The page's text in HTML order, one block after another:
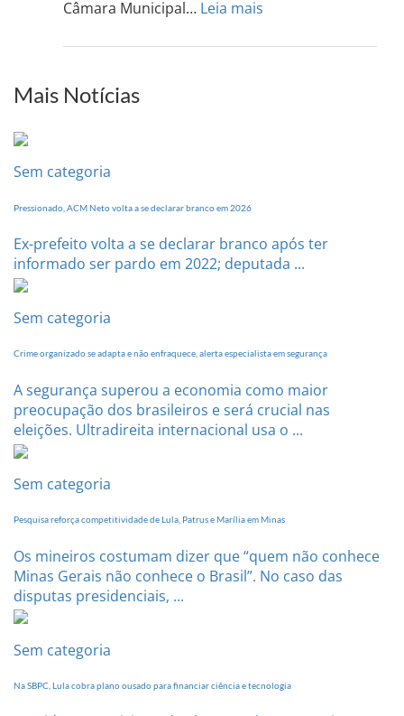
Câmara Municipal… Leia mais
PI
Mais Notícias
Sem categoria
Pressionado, ACM Neto volta a se declarar branco em 2026
Ex-prefeito volta a se declarar branco após ter
informado ser pardo em 2022; deputada ...
Sem categoria
Crime organizado se adapta e não enfraquece, alerta especialista em segurança
A segurança superou a economia como maior
preocupação dos brasileiros e será crucial nas
eleições. Ultradireita internacional usa o ...
Sem categoria
Pesquisa reforça competitividade de Lula, Patrus e Marília em Minas
Os mineiros costumam dizer que “quem não conhece
Minas Gerais não conhece o Brasil”. No caso das
disputas presidenciais, ...
Sem categoria
Na SBPC, Lula cobra plano ousado para financiar ciência e tecnologia